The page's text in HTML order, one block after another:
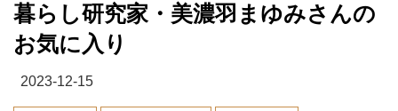
暮らし研究家・美濃羽まゆみさんの
お気に入り
2023-12-15